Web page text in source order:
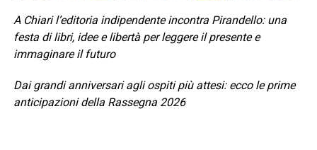
A Chiari l’editoria indipendente incontra Pirandello: una
festa di libri, idee e libertà per leggere il presente e
immaginare il futuro
Dai grandi anniversari agli ospiti più attesi: ecco le prime
anticipazioni della Rassegna 2026